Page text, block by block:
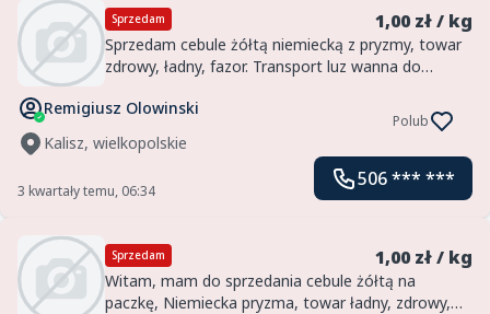
Sprzedam 1,00 zł / kg
Sprzedam cebule żółtą niemiecką z pryzmy, towar
zdrowy, ładny, fazor. Transport luz wanna do
Remigiusz Olowinski
Kalisz, wielkopolskie
Polub
3 kwartały temu, 06:34
506 *** ***
Sprzedam 1,00 zł / kg
Witam, mam do sprzedania cebule żółtą na
paczkę, Niemiecka pryzma, towar ładny, zdrowy,